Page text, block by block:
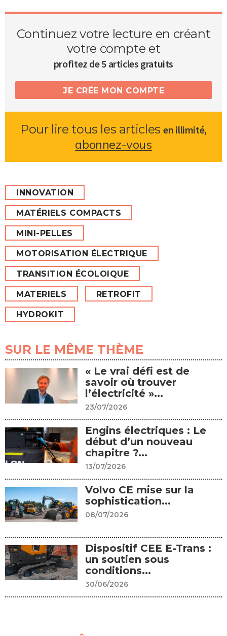
Continuez votre lecture en créant
votre compte et
profitez de 5 articles gratuits
JE CRÉE MON COMPTE
Pour lire tous les articlesen illimité,
abonnez-vous
INNOVATION
MATÉRIELS COMPACTS
MINI-PELLES
MOTORISATION ÉLECTRIQUE
TRANSITION ÉCOLOIQUE
MATERIELS RETROFIT
HYDROKIT
SUR LE MÊME THÈME
« Le vrai défi est de
savoir où trouver
l’électricité »...
23/07/2026
Engins électriques : Le
début d’un nouveau
chapitre ?...
13/07/2026
Volvo CE mise sur la
sophistication...
08/07/2026
Dispositif CEE E-Trans :
un soutien sous
conditions...
30/06/2026